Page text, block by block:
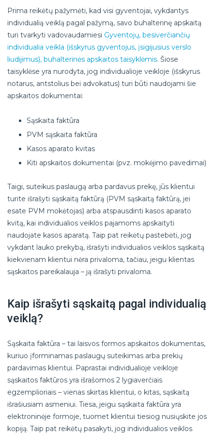
Prima reikėtų pažymėti, kad visi gyventojai, vykdantys
individualią veiklą pagal pažymą, savo buhalterinę apskaitą
turi tvarkyti vadovaudamiesi Gyventojų, besiverčiančių
individualia veikla (išskyrus gyventojus, įsigijusius verslo
liudijimus), buhalterinės apskaitos taisyklėmis. Šiose
taisyklėse yra nurodyta, jog individualioje veikloje (išskyrus
notarus, antstolius bei advokatus) turi būti naudojami šie
apskaitos dokumentai:
Sąskaita faktūra
PVM sąskaita faktūra
Kasos aparato kvitas
Kiti apskaitos dokumentai (pvz. mokėjimo pavedimai)
Taigi, suteikus paslaugą arba pardavus prekę, jūs klientui
turite išrašyti sąskaitą faktūrą (PVM sąskaitą faktūrą, jei
esate PVM mokėtojas) arba atspausdinti kasos aparato
kvitą, kai individualios veiklos pajamoms apskaityti
naudojate kasos aparatą. Taip pat reikėtų pastebėti, jog
vykdant lauko prekybą, išrašyti individualios veiklos sąskaitą
kiekvienam klientui nėra privaloma, tačiau, jeigu klientas
sąskaitos pareikalauja – ją išrašyti privaloma.
Kaip išrašyti sąskaitą pagal individualią
veiklą?
Sąskaita faktūra – tai laisvos formos apskaitos dokumentas,
kuriuo įforminamas paslaugų suteikimas arba prekių
pardavimas klientui. Paprastai individualioje veikloje
sąskaitos faktūros yra išrašomos 2 lygiaverčiais
egzemplioriais – vienas skirtas klientui, o kitas, sąskaitą
išrašiusiam asmeniui. Tiesa, jeigu sąskaita faktūra yra
elektroninėje formoje, tuomet klientui tiesiog nusiųskite jos
kopiją. Taip pat reikėtų pasakyti, jog individualios veiklos